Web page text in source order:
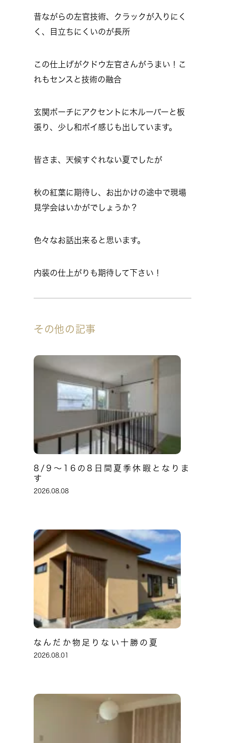
昔ながらの左官技術、クラックが入りにく
く、目立ちにくいのが長所
この仕上げがクドウ左官さんがうまい！こ
れもセンスと技術の融合
玄関ポーチにアクセントに木ルーバーと板
張り、少し和ポイ感じも出しています。
皆さま、天候すぐれない夏でしたが
秋の紅葉に期待し、お出かけの途中で現場
見学会はいかがでしょうか？
色々なお話出来ると思います。
内装の仕上がりも期待して下さい！
その他の記事
8/9～16の8日間夏季休暇となりま
す
2026.08.08
なんだか物足りない十勝の夏
2026.08.01